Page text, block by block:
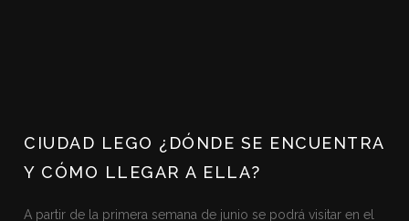
CIUDAD LEGO ¿DÓNDE SE ENCUENTRA
Y CÓMO LLEGAR A ELLA?
A partir de la primera semana de junio se podrá visitar en el